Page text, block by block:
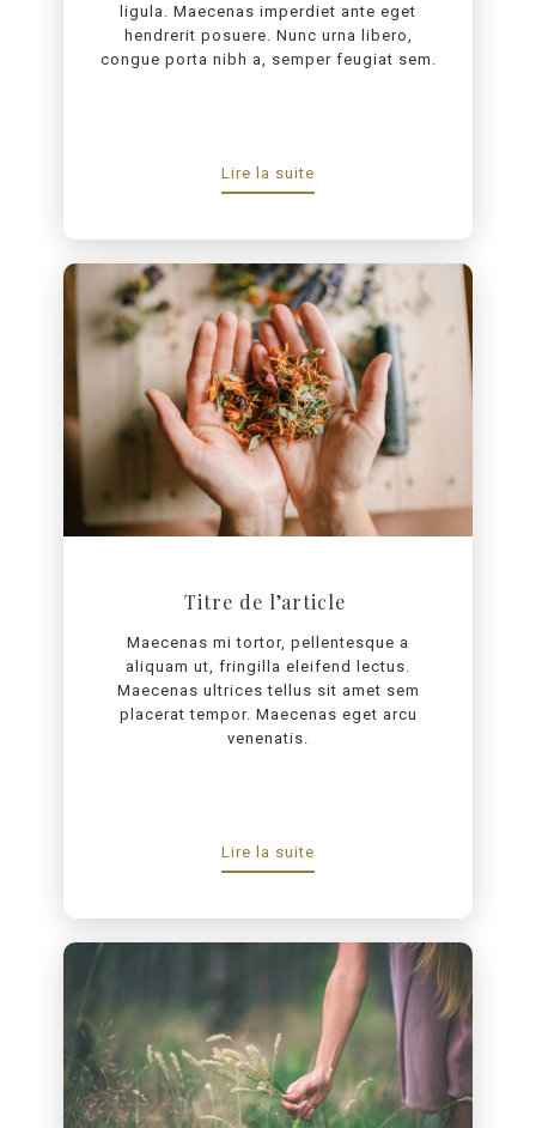
ligula. Maecenas imperdiet ante eget
hendrerit posuere. Nunc urna libero,
congue porta nibh a, semper feugiat sem.
Lire la suite
Titre de l’article
Maecenas mi tortor, pellentesque a
aliquam ut, fringilla eleifend lectus.
Maecenas ultrices tellus sit amet sem
placerat tempor. Maecenas eget arcu
venenatis.
Lire la suite